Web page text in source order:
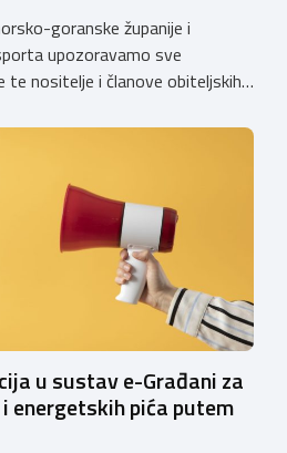
goranske županije i
upozoravamo sve
te nositelje i članove obiteljskih
sukladno Zakonu o
ne mogu podnositi novi
rješenja, dok već izdana
u sustav e-Građani za
energetskih pića putem